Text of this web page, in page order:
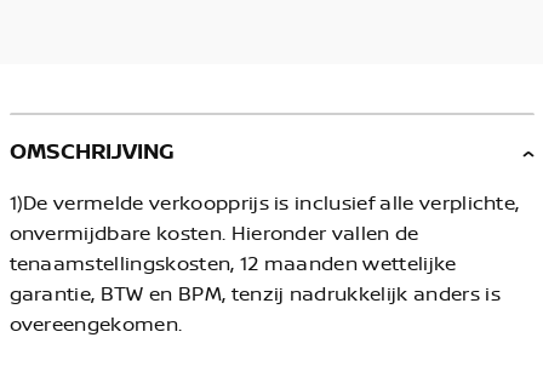
OMSCHRIJVING
1)De vermelde verkoopprijs is inclusief alle verplichte,
onvermijdbare kosten. Hieronder vallen de
tenaamstellingskosten, 12 maanden wettelijke
garantie, BTW en BPM, tenzij nadrukkelijk anders is
overeengekomen.